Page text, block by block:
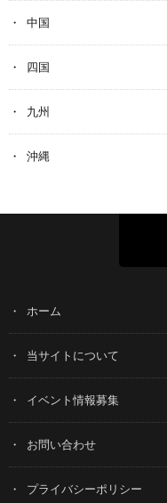
中国
四国
九州
沖縄
ホーム
当サイトについて
イベント情報募集
お問い合わせ
プライバシーポリシー